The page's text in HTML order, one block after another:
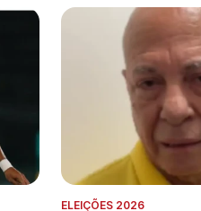
ELEIÇÕES 2026